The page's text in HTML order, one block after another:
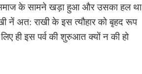
के सामने खड़ा हुआ और उसका हल था
नें अत: राखी के इस त्यौहार को बृहद रूप
ही इस पर्व की शुरुआत क्यों न की हो